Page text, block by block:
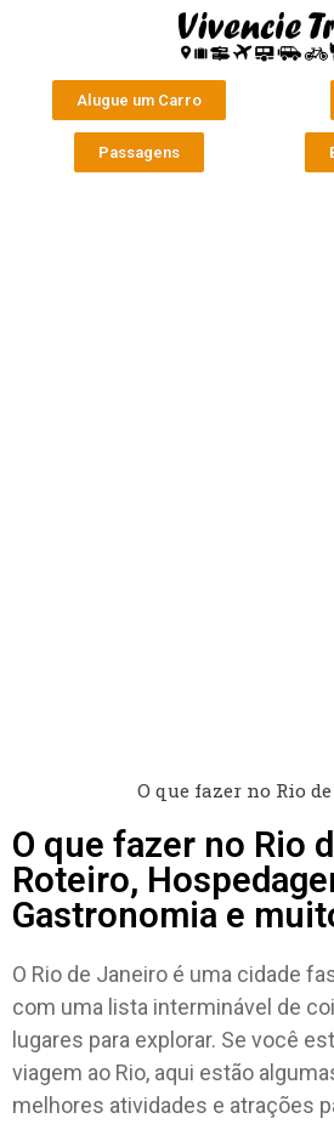
Alugue um Carro
Passagens
O que fazer no Rio
O que fazer no Rio
Roteiro,
Gastronomia e
O Rio de Janeiro é uma cidade
com uma lista interminável de
lugares para explorar. Se você
viagem ao Rio, aqui estão
melhores atividades e atrações